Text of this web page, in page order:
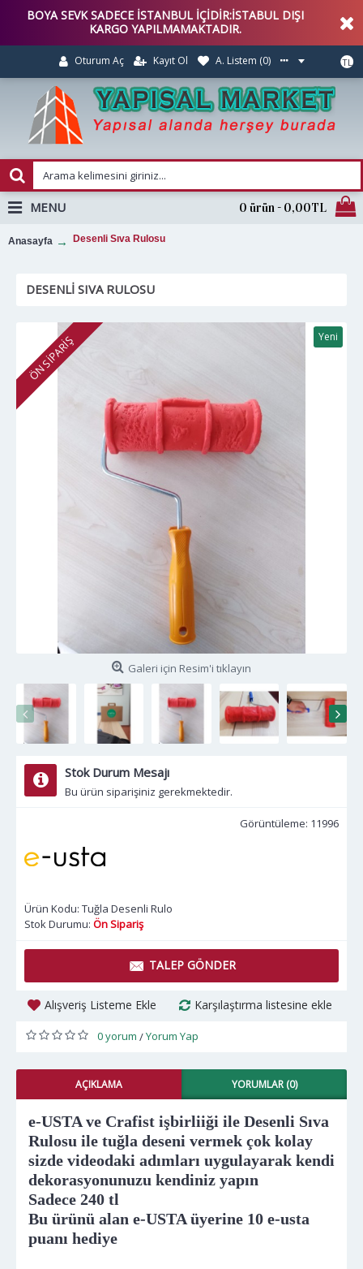
BOYA SEVK SADECE İSTANBUL İÇİDİR:İSTABUL DIŞI
KARGO YAPILMAMAKTADIR.
TL
Oturum Aç Kayıt Ol A. Listem (0)
0 ürün - 0,00TL
MENU
Anasayfa Desenli Sıva Rulosu
DESENLI SIVA RULOSU
Yeni
ÖN SIPARIŞ
Galeri için Resim'i tıklayın
Stok Durum Mesajı
Bu ürün siparişiniz gerekmektedir.
Görüntüleme: 11996
Ürün Kodu: Tuğla Desenli Rulo
Stok Durumu: Ön Sipariş
TALEP GÖNDER
Alışveriş Listeme Ekle Karşılaştırma listesine ekle
0 yorum /Yorum Yap
AÇIKLAMA YORUMLAR (0)
e-USTA ve Crafist işbirliiği ile Desenli Sıva
Rulosu ile tuğla deseni vermek çok kolay
sizde videodaki adımları uygulayarak kendi
dekorasyonunuzu kendiniz yapın
Sadece 240 tl
Bu ürünü alan e-USTA üyerine 10 e-usta
puanı hediye